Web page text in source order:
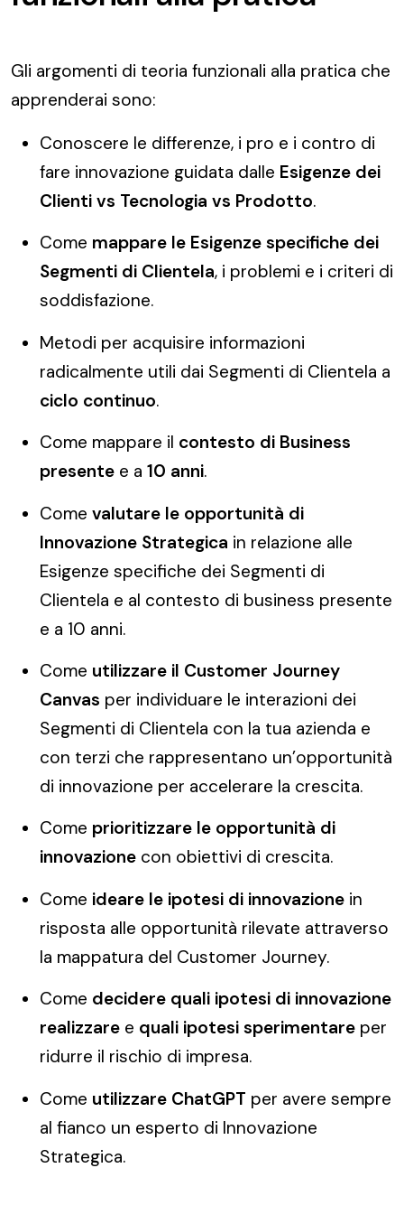
Gli argomenti di teoria funzionali alla pratica che
apprenderai sono:
Conoscere le differenze, i pro e i contro di
fare innovazione guidata dalle Esigenze dei
Clienti vs Tecnologia vs Prodotto.
Come mappare le Esigenze specifiche dei
Segmenti di Clientela, i problemi e i criteri di
soddisfazione.
Metodi per acquisire informazioni
radicalmente utili dai Segmenti di Clientela a
ciclo continuo.
Come mappare il contesto di Business
presente e a 10 anni.
Come valutare le opportunità di
Innovazione Strategica in relazione alle
Esigenze specifiche dei Segmenti di
Clientela e al contesto di business presente
e a 10 anni.
Come utilizzare il Customer Journey
Canvas per individuare le interazioni dei
Segmenti di Clientela con la tua azienda e
con terzi che rappresentano un’opportunità
di innovazione per accelerare la crescita.
Come prioritizzare le opportunità di
innovazione con obiettivi di crescita.
Come ideare le ipotesi di innovazione in
risposta alle opportunità rilevate attraverso
la mappatura del Customer Journey.
Come decidere quali ipotesi di innovazione
realizzare e quali ipotesi sperimentare per
ridurre il rischio di impresa.
Come utilizzare ChatGPT per avere sempre
al fianco un esperto di Innovazione
Strategica.